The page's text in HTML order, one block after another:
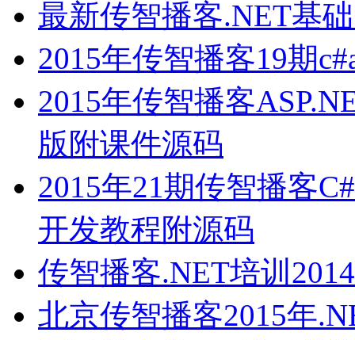
最新传智播客.NET基
2015年传智播客19期
2015年传智播客
版附课件源码
2015年21期传智播客
开发教程附源码
传智播客.NET培训
北京传智播客2015年